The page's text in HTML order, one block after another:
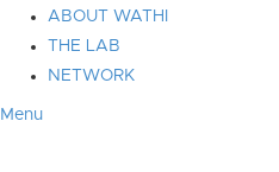
ABOUT WATHI
THE LAB
NETWORK
Menu